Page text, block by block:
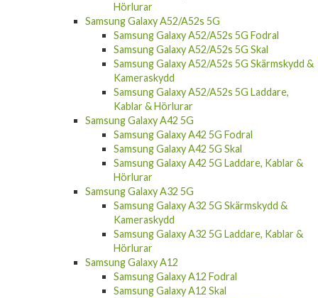
Hörlurar
Samsung Galaxy A52/A52s 5G
Samsung Galaxy A52/A52s 5G Fodral
Samsung Galaxy A52/A52s 5G Skal
Samsung Galaxy A52/A52s 5G Skärmskydd &
Kameraskydd
Samsung Galaxy A52/A52s 5G Laddare,
Kablar & Hörlurar
Samsung Galaxy A42 5G
Samsung Galaxy A42 5G Fodral
Samsung Galaxy A42 5G Skal
Samsung Galaxy A42 5G Laddare, Kablar &
Hörlurar
Samsung Galaxy A32 5G
Samsung Galaxy A32 5G Skärmskydd &
Kameraskydd
Samsung Galaxy A32 5G Laddare, Kablar &
Hörlurar
Samsung Galaxy A12
Samsung Galaxy A12 Fodral
Samsung Galaxy A12 Skal